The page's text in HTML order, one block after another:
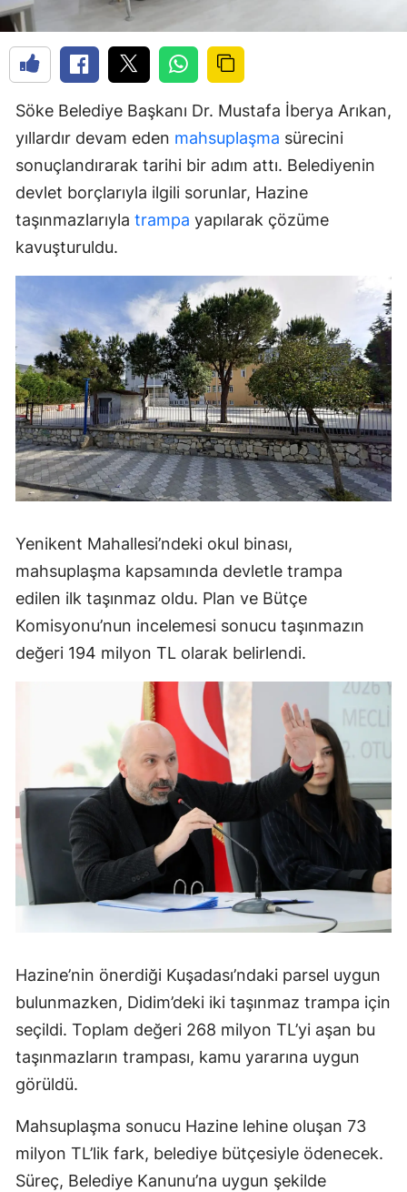
Söke Belediye Başkanı Dr. Mustafa İberya Arıkan,
yıllardır devam eden mahsuplaşma sürecini
sonuçlandırarak tarihi bir adım attı. Belediyenin
devlet borçlarıyla ilgili sorunlar, Hazine
taşınmazlarıyla trampa yapılarak çözüme
kavuşturuldu.
Yenikent Mahallesi’ndeki okul binası,
mahsuplaşma kapsamında devletle trampa
edilen ilk taşınmaz oldu. Plan ve Bütçe
Komisyonu’nun incelemesi sonucu taşınmazın
değeri 194 milyon TL olarak belirlendi.
Hazine’nin önerdiği Kuşadası’ndaki parsel uygun
bulunmazken, Didim’deki iki taşınmaz trampa için
seçildi. Toplam değeri 268 milyon TL’yi aşan bu
taşınmazların trampası, kamu yararına uygun
görüldü.
Mahsuplaşma sonucu Hazine lehine oluşan 73
milyon TL’lik fark, belediye bütçesiyle ödenecek.
Süreç, Belediye Kanunu’na uygun şekilde